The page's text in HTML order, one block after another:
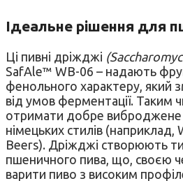
Ідеальне рішення для
Ці пивні дріжджі
SafAle™ WB-06 – надають
фенольного характеру, який
від умов ферментації. Таким
отримати добре виброджене
німецьких стилів
Beers). Дріжджі створюють
пшеничного пива, що, своєю
варити пиво з високим